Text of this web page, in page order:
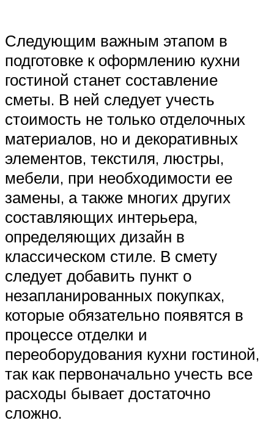
Следующим важным этапом в
подготовке к оформлению кухни
гостиной станет составление
сметы. В ней следует учесть
стоимость не только отделочных
материалов, но и декоративных
элементов, текстиля, люстры,
мебели, при необходимости ее
замены, а также многих других
составляющих интерьера,
определяющих дизайн в
классическом стиле. В смету
следует добавить пункт о
незапланированных покупках,
которые обязательно появятся в
процессе отделки и
переоборудования кухни гостиной,
так как первоначально учесть все
расходы бывает достаточно
сложно.